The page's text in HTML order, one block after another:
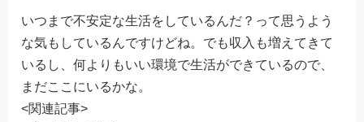
いつまで不安定な生活をしているんだ？って思うよう
な気もしているんですけどね。でも収入も増えてきて
いるし、何よりもいい環境で生活ができているので、
まだここにいるかな。
<関連記事>